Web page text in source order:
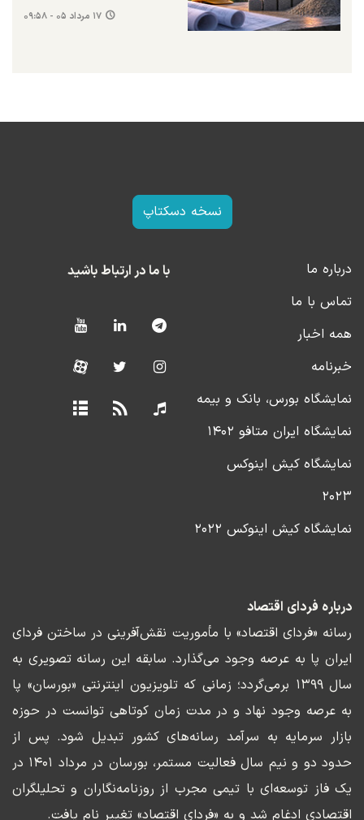
۱۷ مرداد ۰۵ - ۰۹:۵۸
نسخه دسکتاپ
درباره ما
تماس با ما
همه اخبار
خبرنامه
نمایشگاه بورس، بانک و بیمه
نمایشگاه ایران متافو ۱۴۰۲
نمایشگاه کیش اینوکس
۲۰۲۳
نمایشگاه کیش اینوکس ۲۰۲۲
با ما در ارتباط باشید
درباره فردای اقتصاد
رسانه «فردای اقتصاد» با مأموریت نقش‌آفرینی در ساختن فردای
ایران پا به عرصه وجود می‌گذارد. سابقه این رسانه تصویری به
سال ۱۳۹۹ برمی‌گردد؛ زمانی که تلویزیون اینترنتی «بورسان» پا
به عرصه وجود نهاد و در مدت زمان کوتاهی توانست در حوزه
بازار سرمایه به سرآمد رسانه‌های کشور تبدیل شود. پس از
حدود دو و نیم سال فعالیت مستمر، بورسان در مرداد ۱۴۰۱ در
یک فاز توسعه‌ای با تیمی مجرب از روزنامه‌نگاران و تحلیلگران
اقتصادی ادغام شد و به «فردای اقتصاد» تغییر نام یافت.